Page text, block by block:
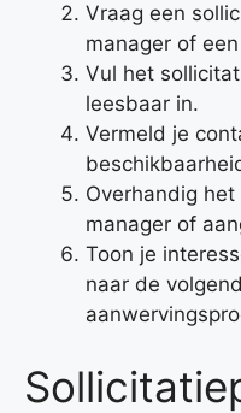
Vraag een
manager of
Vul het
leesbaar in.
Vermeld je
Overhandig
manager of
Toon je
naar de